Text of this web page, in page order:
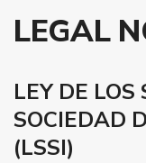
LEGAL
LEY DE LOS
SOCIEDAD
(LSSI)